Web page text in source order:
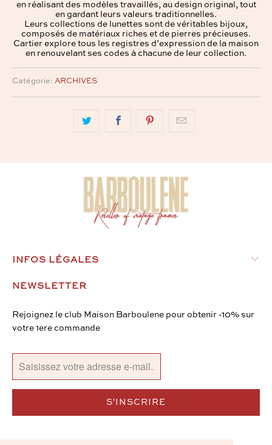
en réalisant des modèles travaillés, au design original, tout
en gardant leurs valeurs traditionnelles.
Leurs collections de lunettes sont de véritables bijoux,
composés de matériaux riches et de pierres précieuses.
Cartier explore tous les registres d’expression de la maison
en renouvelant ses codes à chacune de leur collection.
Catégorie: ARCHIVES
INFOS LÉGALES
NEWSLETTER
Rejoignez le club Maison Barboulene pour obtenir -10% sur
votre 1ere commande